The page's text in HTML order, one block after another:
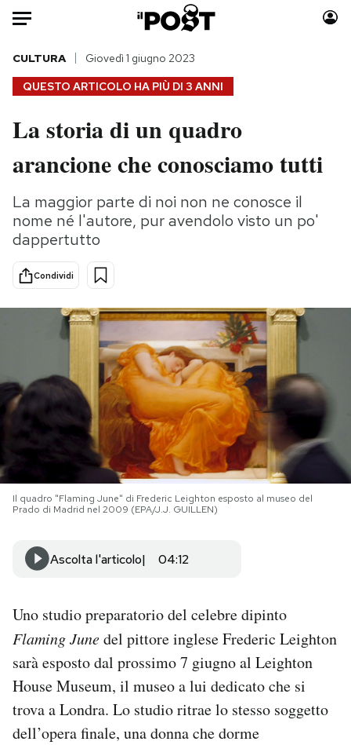
Auto
HOME
Italia
Politica
Tecnologia
Internet
Scienza
Cultura
Economia
Sport
Moda
Consumismi
Storie/Idee
Ok Boomer!
Mondiali calcio 2026
PODCAST
NEWSLETTER
I MIEI PREFERITI
AREA PERSONALE
Area Personale
Newsletter
Notifiche mobile
Regala il Post
QUESTO ARTICOLO HA PIÙ DI 3 ANNI
CULTURA Giovedì 1 giugno 2023
La storia di un quadro
arancione che conosciamo tutti
La maggior parte di noi non ne conosce il
nome né l'autore, pur avendolo visto un po'
dappertutto
Condividi
Il quadro "Flaming June" di Frederic Leighton esposto al museo del
Prado di Madrid nel 2009 (EPA/J.J. GUILLEN)
Ascolta l'articolo 04:12
Uno studio preparatorio del celebre dipinto
Flaming Junedel pittore inglese Frederic Leighton
sarà esposto dal prossimo 7 giugno al Leighton
House Museum, il museo a lui dedicato che si
trova a Londra. Lo studio ritrae lo stesso soggetto
dell’opera finale, una donna che dorme